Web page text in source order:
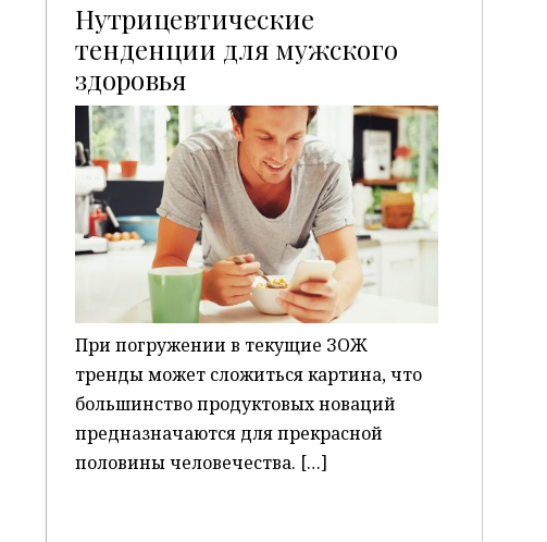
Нутрицевтические
тенденции для мужского
здоровья P
При погружении в текущие ЗОЖ
тренды может сложиться картина, что
большинство продуктовых новаций
предназначаются для прекрасной
половины человечества. […]